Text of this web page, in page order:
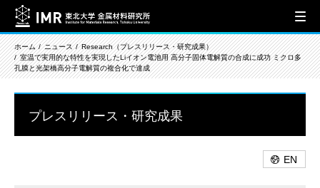
ホーム ニュース
Research（プレスリリース・研究成果）
室温で実用的な特性を実現したLiイオン電池用 高分子固体電解質の合成に成功 ミクロ多
孔膜と光架橋高分子電解質の複合化で達成
プレスリリース・研究成果
EN